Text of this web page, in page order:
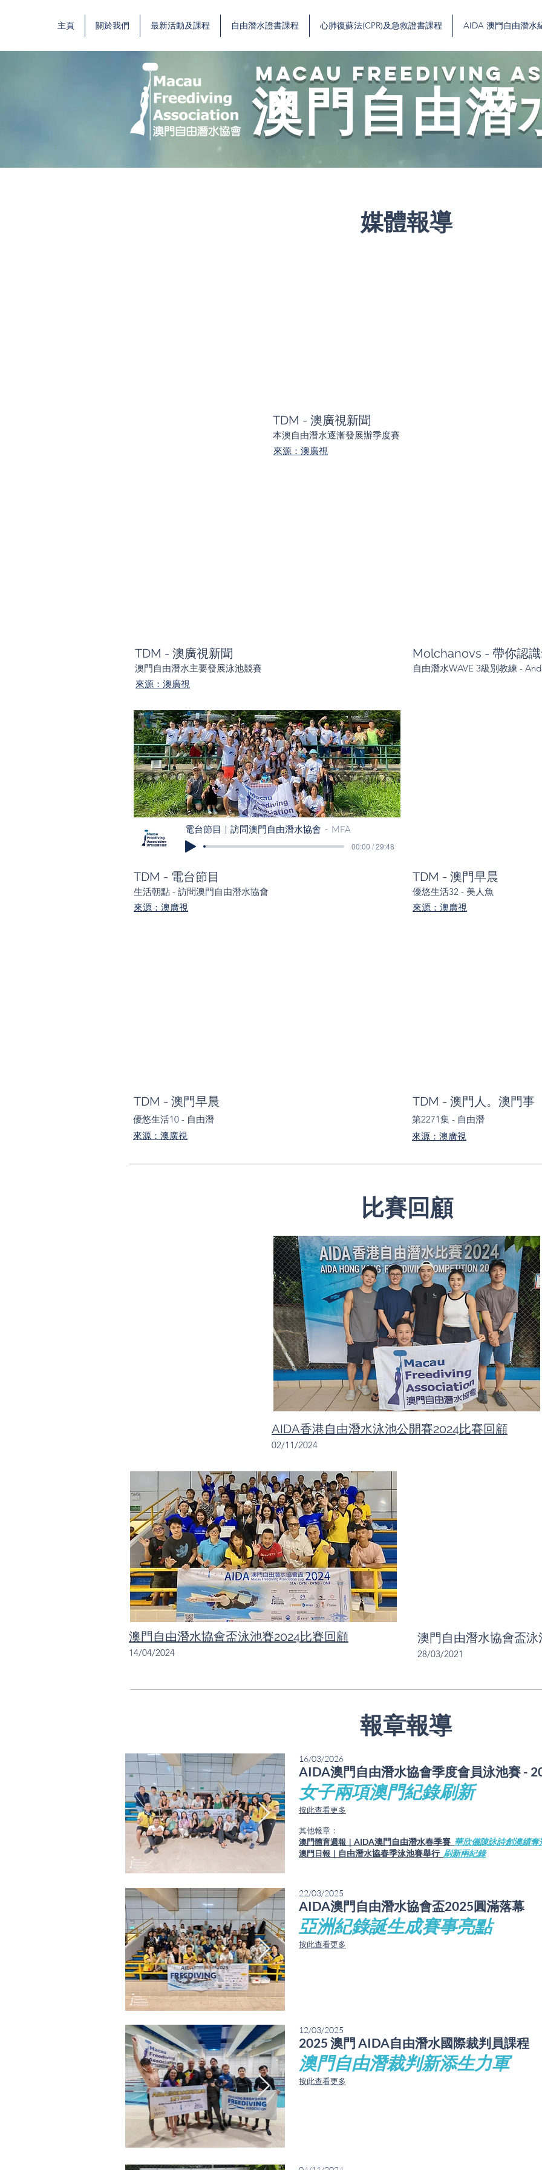
主頁 關於我們 最新活動及課程 自由潛水證書課程 心肺復蘇法(CPR)及急救證書課程 AIDA 澳門自由潛水
澳門自由潛
MACAU FREEDIVING
​媒體報導
TDM - 澳廣視新聞
本澳自由潛水逐漸發展辦季度賽
來源：澳廣視
TDM - 澳廣視新聞
澳門自由潛水主要發展泳池競賽
​Molchanovs - 帶你認
自由潛水WAVE 3級別教練 -
來源：澳廣視
電台節目｜訪問澳門自由潛水協會 MFA
00:00 / 29:48
TDM - 電台節目
生活朝點 - 訪問澳門自由潛水協會
來源：澳廣視
TDM​ - 澳門早晨
優悠生活10 - 自由潛
來源：澳廣視
TDM ​ - 澳門早晨
優悠生活32 - 美人魚
來源：澳廣視
TDM ​ - 澳門人。澳門事
第2271集 - 自由潛
來源：澳廣視
​比賽回顧
AIDA香港⾃由潛⽔泳池公開賽2024比賽回顧
02/11/2024
澳門自由潛水協會盃泳池賽2024比賽回顧
14/04/2024
澳門自由潛水協會盃泳
28/03/2021
​報章報導
16/03/2026
AIDA澳門自由潛水協會季度會員泳池賽 -
女子兩項澳門紀錄刷新
​按此查看更多​
​​其他報章：
澳門體育週報｜ AIDA澳門自由潛水春季賽 華欣儀陳詠詩創澳績奪
澳門日報｜ 自由潛水協春季泳池賽舉行 刷新兩紀錄
22/03/2025
AIDA澳門自由潛水協會盃2025圓滿落幕
亞洲紀錄誕生成賽事亮點
​按此查看更多​
12/03/2025
2025 澳門 AIDA自由潛水國際裁判員課程
澳門自由潛裁判新添生力軍
​按此查看更多​